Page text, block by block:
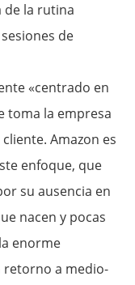
la rutina
de
«centrado en
toma la empresa
Amazon es
enfoque, que
su ausencia en
nacen y pocas
enorme
retorno a medio-